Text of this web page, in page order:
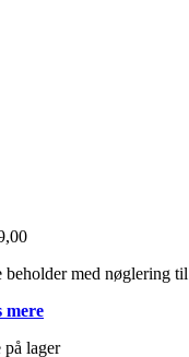
med nøglering
mere
på lager